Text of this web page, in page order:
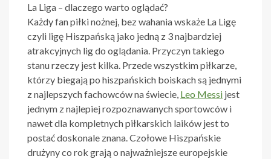
La Liga – dlaczego warto oglądać?
Każdy fan piłki nożnej, bez wahania wskaże La Ligę
czyli ligę Hiszpańską jako jedną z 3 najbardziej
atrakcyjnych lig do oglądania. Przyczyn takiego
stanu rzeczy jest kilka. Przede wszystkim piłkarze,
którzy biegają po hiszpańskich boiskach są jednymi
z najlepszych fachowców na świecie, Leo Messi jest
jednym z najlepiej rozpoznawanych sportowców i
nawet dla kompletnych piłkarskich laików jest to
postać doskonale znana. Czołowe Hiszpańskie
drużyny co rok grają o najważniejsze europejskie